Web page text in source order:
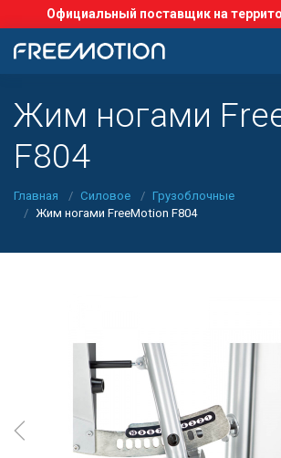
Официальный поставщик на
Жим ногами
F804
Главная Силовое
Грузоблочные
Жим ногами FreeMotion F804